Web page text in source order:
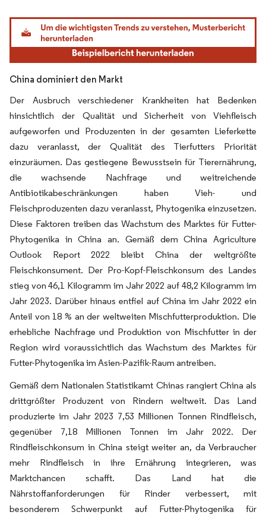
Bild © Mordor Intelligence. Wiederverwendung erfordert Namensnennung gemäß
China dominiert den Markt
Der Ausbruch verschiedener Krankheiten hat Bedenken
hinsichtlich der Qualität und Sicherheit von Viehfleisch
aufgeworfen und Produzenten in der gesamten Lieferkette
dazu veranlasst, der Qualität des Tierfutters Priorität
einzuräumen. Das gestiegene Bewusstsein für Tierernährung,
die wachsende Nachfrage und weitreichende
Antibiotikabeschränkungen haben Vieh- und
Fleischproduzenten dazu veranlasst, Phytogenika einzusetzen.
Diese Faktoren treiben das Wachstum des Marktes für Futter-
Phytogenika in China an. Gemäß dem China Agriculture
Outlook Report 2022 bleibt China der weltgrößte
Fleischkonsument. Der Pro-Kopf-Fleischkonsum des Landes
stieg von 46,1 Kilogramm im Jahr 2022 auf 48,2 Kilogramm im
Jahr 2023. Darüber hinaus entfiel auf China im Jahr 2022 ein
Anteil von 18 % an der weltweiten Mischfutterproduktion. Die
erhebliche Nachfrage und Produktion von Mischfutter in der
Region wird voraussichtlich das Wachstum des Marktes für
Futter-Phytogenika im Asien-Pazifik-Raum antreiben.
Gemäß dem Nationalen Statistikamt Chinas rangiert China als
drittgrößter Produzent von Rindern weltweit. Das Land
produzierte im Jahr 2023 7,53 Millionen Tonnen Rindfleisch,
gegenüber 7,18 Millionen Tonnen im Jahr 2022. Der
Rindfleischkonsum in China steigt weiter an, da Verbraucher
mehr Rindfleisch in ihre Ernährung integrieren, was
Marktchancen schafft. Das Land hat die
Nährstoffanforderungen für Rinder verbessert, mit
besonderem Schwerpunkt auf Futter-Phytogenika für